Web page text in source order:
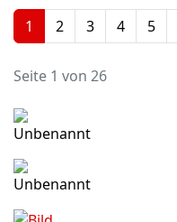
1 2 3 4 5
Seite 1 von 26